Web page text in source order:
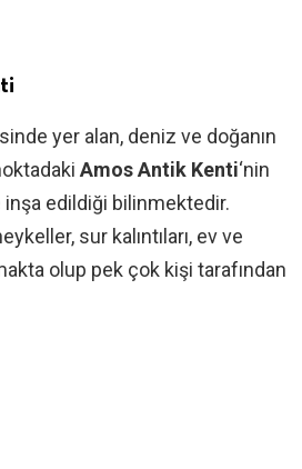
yer alan, deniz ve doğanın
Amos Antik Kenti‘nin
inşa edildiği bilinmektedir.
sur kalıntıları, ev ve
olup pek çok kişi tarafından